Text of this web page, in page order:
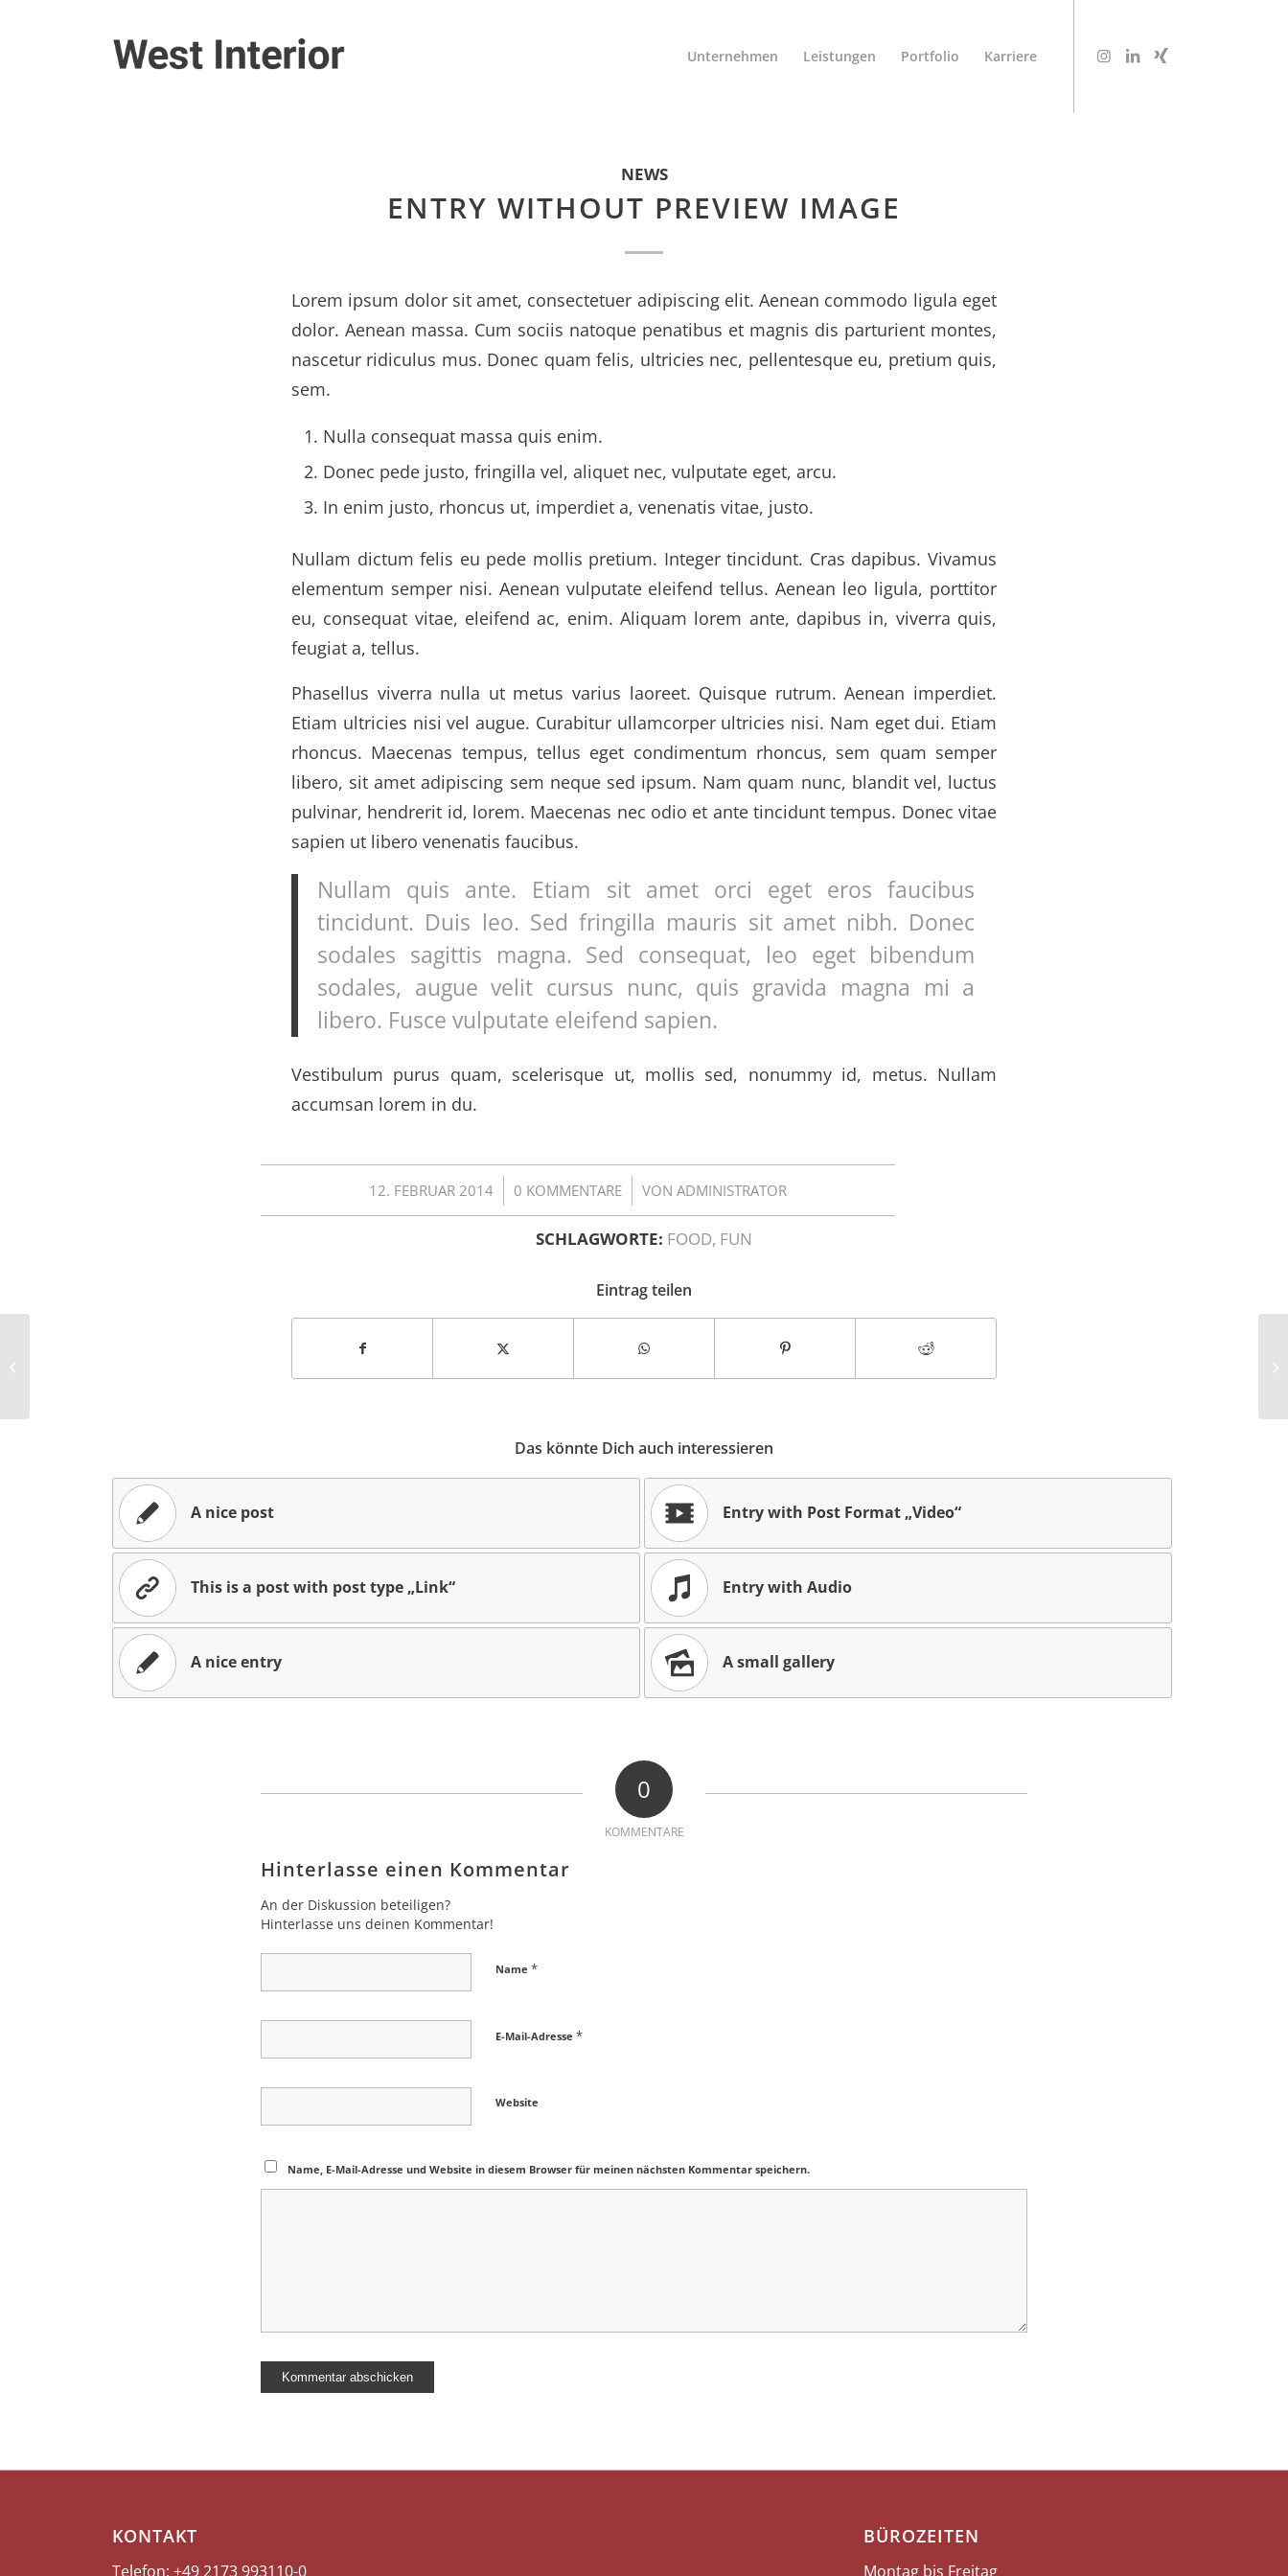
Unternehmen Leistungen Portfolio Karriere
NEWS
ENTRY WITHOUT PREVIEW IMAGE
Lorem ipsum dolor sit amet, consectetuer adipiscing elit. Aenean commodo ligula eget
dolor. Aenean massa. Cum sociis natoque penatibus et magnis dis parturient montes,
nascetur ridiculus mus. Donec quam felis, ultricies nec, pellentesque eu, pretium quis,
sem.
Nulla consequat massa quis enim.
Donec pede justo, fringilla vel, aliquet nec, vulputate eget, arcu.
In enim justo, rhoncus ut, imperdiet a, venenatis vitae, justo.
Nullam dictum felis eu pede mollis pretium. Integer tincidunt. Cras dapibus. Vivamus
elementum semper nisi. Aenean vulputate eleifend tellus. Aenean leo ligula, porttitor
eu, consequat vitae, eleifend ac, enim. Aliquam lorem ante, dapibus in, viverra quis,
feugiat a, tellus.
Phasellus viverra nulla ut metus varius laoreet. Quisque rutrum. Aenean imperdiet.
Etiam ultricies nisi vel augue. Curabitur ullamcorper ultricies nisi. Nam eget dui. Etiam
rhoncus. Maecenas tempus, tellus eget condimentum rhoncus, sem quam semper
libero, sit amet adipiscing sem neque sed ipsum. Nam quam nunc, blandit vel, luctus
pulvinar, hendrerit id, lorem. Maecenas nec odio et ante tincidunt tempus. Donec vitae
sapien ut libero venenatis faucibus.
Nullam quis ante. Etiam sit amet orci eget eros faucibus
tincidunt. Duis leo. Sed fringilla mauris sit amet nibh. Donec
sodales sagittis magna. Sed consequat, leo eget bibendum
sodales, augue velit cursus nunc, quis gravida magna mi a
libero. Fusce vulputate eleifend sapien.
Vestibulum purus quam, scelerisque ut, mollis sed, nonummy id, metus. Nullam
accumsan lorem in du.
12. FEBRUAR 2014
/ 0 KOMMENTARE
/ VONADMINISTRATOR
SCHLAGWORTE: FOOD, FUN
Eintrag teilen
Das könnte Dich auch interessieren
A nice post Entry with Post Format „Video“
This is a post with post type „Link“ Entry with Audio
A nice entry A small gallery
0
KOMMENTARE
Hinterlasse einen Kommentar
An der Diskussion beteiligen?
Hinterlasse uns deinen Kommentar!
Name *
E-Mail-Adresse *
Website
Name, E-Mail-Adresse und Website in diesem Browser für meinen nächsten Kommentar speichern.
KONTAKT
Telefon: +49 2173993110-0
BÜROZEITEN
Montag bis Freitag
A